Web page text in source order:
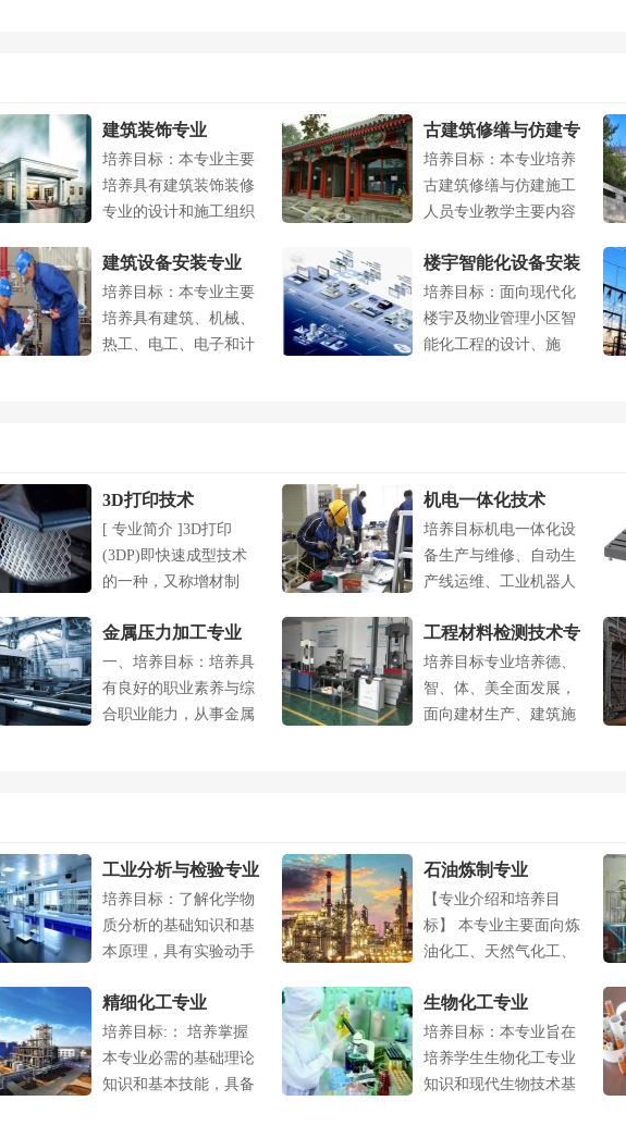
建筑装饰专业
培养目标：本专业主要
培养具有建筑装饰装修
专业的设计和施工组织
古建筑修缮与仿建专
业
培养目标：本专业培养
古建筑修缮与仿建施工
人员专业教学主要内容
建筑设备安装专业
培养目标：本专业主要
培养具有建筑、机械、
热工、电工、电子和计
楼宇智能化设备安装
与运行专业
培养目标：面向现代化
楼宇及物业管理小区智
能化工程的设计、施
3D打印技术
[ 专业简介 ]3D打印
(3DP)即快速成型技术
的一种，又称增材制
机电一体化技术
培养目标机电一体化设
备生产与维修、自动生
产线运维、工业机器人
金属压力加工专业
一、培养目标：培养具
有良好的职业素养与综
合职业能力，从事金属
工程材料检测技术专
业
培养目标专业培养德、
智、体、美全面发展，
面向建材生产、建筑施
工业分析与检验专业
培养目标：了解化学物
质分析的基础知识和基
本原理，具有实验动手
石油炼制专业
【专业介绍和培养目
标】 本专业主要面向炼
油化工、天然气化工、
精细化工专业
培养目标:： 培养掌握
本专业必需的基础理论
知识和基本技能，具备
生物化工专业
培养目标：本专业旨在
培养学生生物化工专业
知识和现代生物技术基